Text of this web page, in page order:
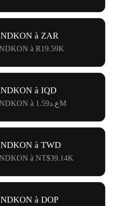
à ZAR
à R19.59K
à IQD
Conversion de 1 SNDKON à ع.د1.59M
à TWD
à NT$39.14K
à DOP